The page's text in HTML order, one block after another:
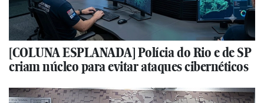
[COLUNA ESPLANADA] Polícia do Rio e de SP
criam núcleo para evitar ataques cibernéticos